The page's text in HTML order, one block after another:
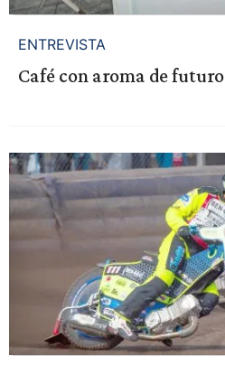
ENTREVISTA
Café con aroma de futuro